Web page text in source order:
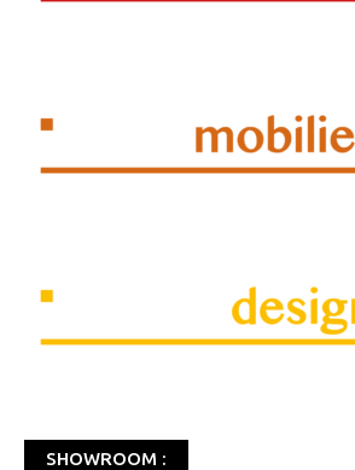
SHOWROOM :